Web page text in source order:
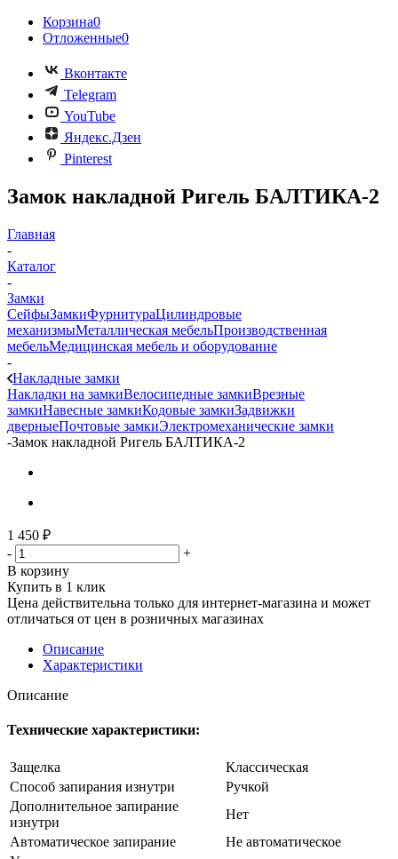
Корзина0
Отложенные0
Вконтакте
Telegram
YouTube
Яндекс.Дзен
Pinterest
Замок накладной Ригель БАЛТИКА-2
Главная
-
Каталог
-
Замки
СейфыЗамкиФурнитураЦилиндровые
механизмыМеталлическая мебельПроизводственная
мебельМедицинская мебель и оборудование
-
Накладные замки
Накладки на замкиВелосипедные замкиВрезные
замкиНавесные замкиКодовые замкиЗадвижки
дверныеПочтовые замкиЭлектромеханические замки
-Замок накладной Ригель БАЛТИКА-2
1 450 ₽
-
+
В корзину
Купить в 1 клик
Цена действительна только для интернет-магазина и может
отличаться от цен в розничных магазинах
Описание
Характеристики
Описание
Технические характеристики:
Защелка
Классическая
Способ запирания изнутри
Ручкой
Дополнительное запирание
изнутри
Нет
Автоматическое запирание
Не автоматическое